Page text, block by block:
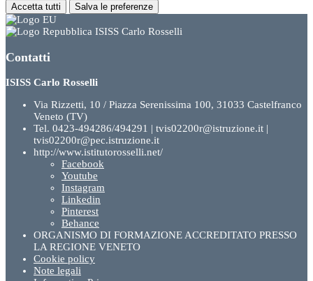
Accetta tutti Salva le preferenze
ISISS Carlo Rosselli
Contatti
ISISS Carlo Rosselli
Via Rizzetti, 10 / Piazza Serenissima 100, 31033 Castelfranco
Veneto (TV)
Tel. 0423-494286/494291 | tvis02200r@istruzione.it |
tvis02200r@pec.istruzione.it
http://www.istitutorosselli.net/
Facebook
Youtube
Instagram
Linkedin
Pinterest
Behance
ORGANISMO DI FORMAZIONE ACCREDITATO PRESSO
LA REGIONE VENETO
Cookie policy
Note legali